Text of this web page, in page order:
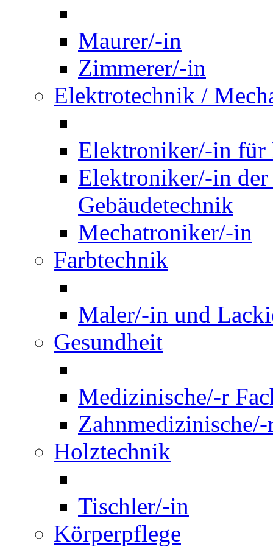
Maurer/-in
Zimmerer/-in
Elektrotechnik /
Elektroniker/-in für
Elektroniker/-in
Gebäudetechnik
Mechatroniker/-in
Farbtechnik
Maler/-in und
Gesundheit
Medizinische/-r
Holztechnik
Tischler/-in
Körperpflege